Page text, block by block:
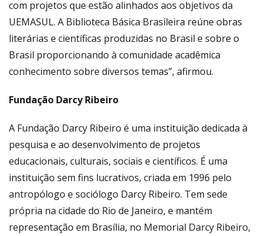
com projetos que estão alinhados aos objetivos da
UEMASUL. A Biblioteca Básica Brasileira reúne obras
literárias e científicas produzidas no Brasil e sobre o
Brasil proporcionando à comunidade acadêmica
conhecimento sobre diversos temas”, afirmou.
Fundação Darcy Ribeiro
A Fundação Darcy Ribeiro é uma instituição dedicada à
pesquisa e ao desenvolvimento de projetos
educacionais, culturais, sociais e científicos. É uma
instituição sem fins lucrativos, criada em 1996 pelo
antropólogo e sociólogo Darcy Ribeiro. Tem sede
própria na cidade do Rio de Janeiro, e mantém
representação em Brasília, no Memorial Darcy Ribeiro,